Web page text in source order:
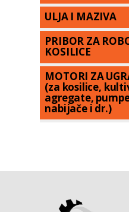
ULJA I MAZIVA
PRIBOR ZA
KOSILICE
MOTORI ZA
(za kosilice,
agregate,
nabijače i dr.)